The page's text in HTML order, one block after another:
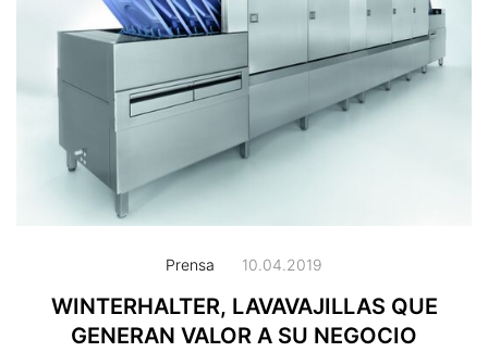
Prensa 10.04.2019
WINTERHALTER, LAVAVAJILLAS QUE
GENERAN VALOR A SU NEGOCIO